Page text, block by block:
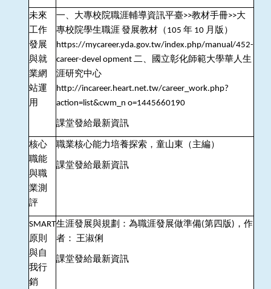
未來
工作
發展
與就
業網
站運
用
一、大專校院職涯輔導資訊平臺>>教材手冊>>大
專校院學生職涯發展教材（ 105 年 10 月版）
https://mycareer.yda.gov.tw/index.php/manual/452-
career-devel opment 二、國立彰化師範大學華人生
涯研究中心
http://incareer.heart.net.tw/career_work.php?
action=list&cwm_n o=1445660190
課堂發給最新資訊
核心
職能
與職
業測
評
職業核心能力培養探索，童山東（主編）
課堂發給最新資訊
SMART
原則
與自
我行
銷
生涯發展與規劃：為職涯發展做準備(第四版 ) ，作
者：
王淑俐
課堂發給最新資訊